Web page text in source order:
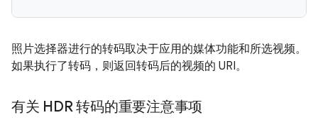
照片选择器进行的转码取决于应用的媒体功能和所选视频。
如果执行了转码，则返回转码后的视频的 URI。
有关 HDR 转码的重要注意事项